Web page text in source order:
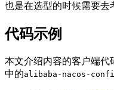
也是在选型的时候需要去
代码示例
本文介绍内容的客户端代
中的alibaba-nacos-